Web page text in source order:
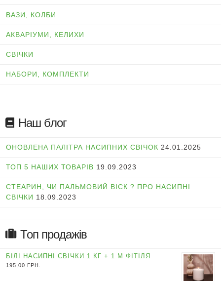
ВАЗИ, КОЛБИ
АКВАРІУМИ, КЕЛИХИ
СВІЧКИ
НАБОРИ, КОМПЛЕКТИ
Наш блог
ОНОВЛЕНА ПАЛІТРА НАСИПНИХ СВІЧОК 24.01.2025
ТОП 5 НАШИХ ТОВАРІВ 19.09.2023
СТЕАРИН, ЧИ ПАЛЬМОВИЙ ВІСК ? ПРО НАСИПНІ
СВІЧКИ 18.09.2023
Топ продажів
БІЛІ НАСИПНІ СВІЧКИ 1 КГ + 1 М ФІТІЛЯ
195,00 ГРН.